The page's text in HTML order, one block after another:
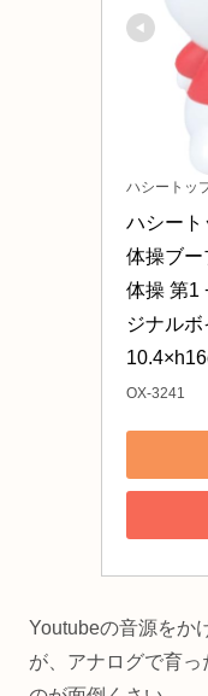
ハシートッ
ハシート
体操ブー
体操 第1
ジナル
OX-3241
Youtubeの音源をか
が、アナログで育